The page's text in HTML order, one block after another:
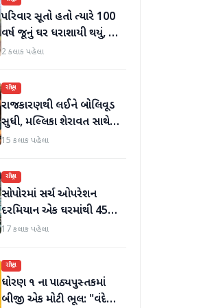
પરિવાર સૂતો હતો ત્યારે 100
વર્ષ જૂનું ઘર ધરાશાયી થયું, છ
લોકોના મોત
2 કલાક પહેલા
રાષ્ટ્રીય
રાજકારણથી લઈને બોલિવૂડ
સુધી, મલ્લિકા શેરાવત સાથે
જોવા મળ્યા તેજ પ્રતાપ યાદવ
15 કલાક પહેલા
રાષ્ટ્રીય
સોપોરમાં સર્ચ ઓપરેશન
દરમિયાન એક ઘરમાંથી 45
ગોળા મળી આવ્યા
17 કલાક પહેલા
રાષ્ટ્રીય
ધોરણ ૧ ના પાઠ્યપુસ્તકમાં
બીજી એક મોટી ભૂલ: "વંદે